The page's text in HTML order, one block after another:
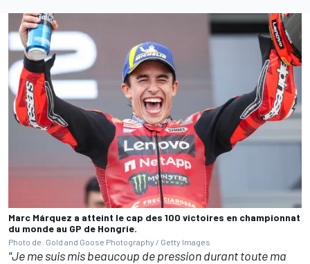
Marc Márquez a atteint le cap des 100 victoires en championnat
du monde au GP de Hongrie.
Photo de: Gold and Goose Photography / Getty Images
"Je me suis mis beaucoup de pression durant toute ma